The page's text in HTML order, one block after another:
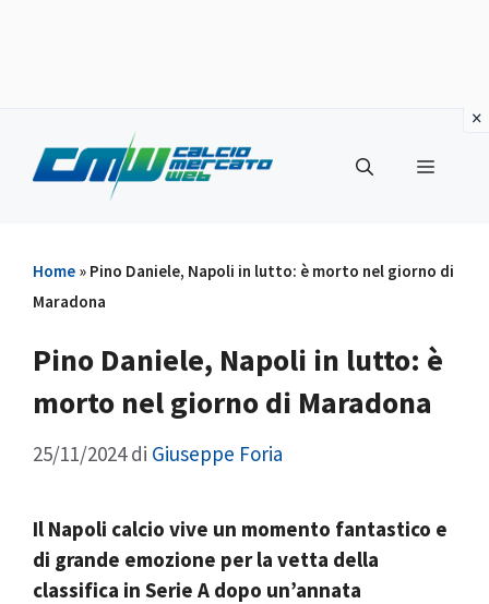
contenuto
Menu
Home » Pino Daniele, Napoli in lutto: è morto nel giorno di
Maradona
Pino Daniele, Napoli in lutto: è
morto nel giorno di Maradona
25/11/2024 di Giuseppe Foria
Il Napoli calcio vive un momento fantastico e
di grande emozione per la vetta della
classifica in Serie A dopo un’annata